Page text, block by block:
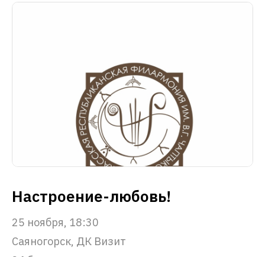
Настроение-любовь!
25 ноября, 18:30
Саяногорск, ДК Визит